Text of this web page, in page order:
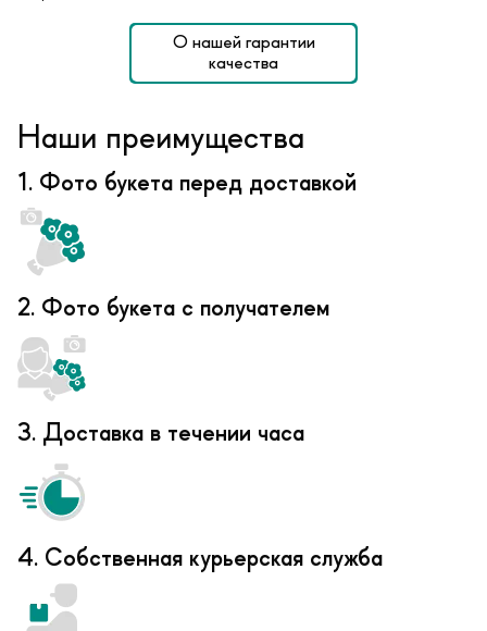
О нашей гарантии
качества
Наши преимущества
1. Фото букета перед доставкой
2. Фото букета с получателем
3. Доставка в течении часа
4. Собственная курьерская служба